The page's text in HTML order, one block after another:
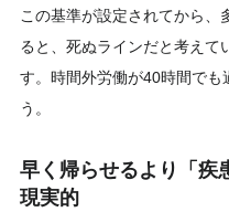
この基準が設定されてから、
ると、死ぬラインだと考えて
す。時間外労働が40時間でも
う。
早く帰らせるより「疾
現実的